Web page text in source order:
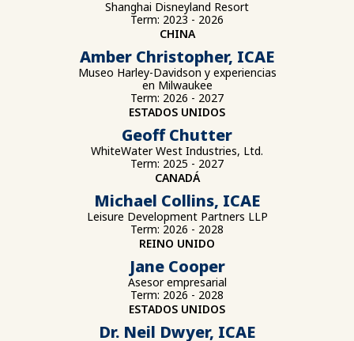
Shanghai Disneyland Resort
Term: 2023 - 2026
CHINA
Amber Christopher, ICAE
Museo Harley-Davidson y experiencias
en Milwaukee
Term: 2026 - 2027
ESTADOS UNIDOS
Geoff Chutter
WhiteWater West Industries, Ltd.
Term: 2025 - 2027
CANADÁ
Michael Collins, ICAE
Leisure Development Partners LLP
Term: 2026 - 2028
REINO UNIDO
Jane Cooper
Asesor empresarial
Term: 2026 - 2028
ESTADOS UNIDOS
Dr. Neil Dwyer, ICAE